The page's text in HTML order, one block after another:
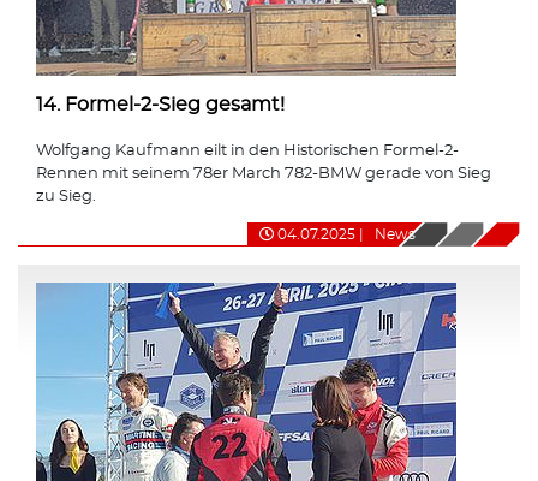
14. Formel-2-Sieg gesamt!
Wolfgang Kaufmann eilt in den Historischen Formel-2-
Rennen mit seinem 78er March 782-BMW gerade von Sieg
zu Sieg.
04.07.2025 News